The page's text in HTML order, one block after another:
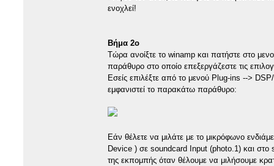
ενοχλεί!
Βήμα 2ο
Τώρα ανοίξτε το winamp και πατήστε στο
παράθυρο στο οποίο επεξεργάζεστε τις
Εσείς επιλέξτε από το μενού Plug-ins -->
εμφανιστεί το παρακάτω παράθυρο:
Εάν θέλετε να μιλάτε με το μικρόφωνο
Device ) σε soundcard Input (photo.1) και
της εκπομπής όταν θέλουμε να μιλήσουμε